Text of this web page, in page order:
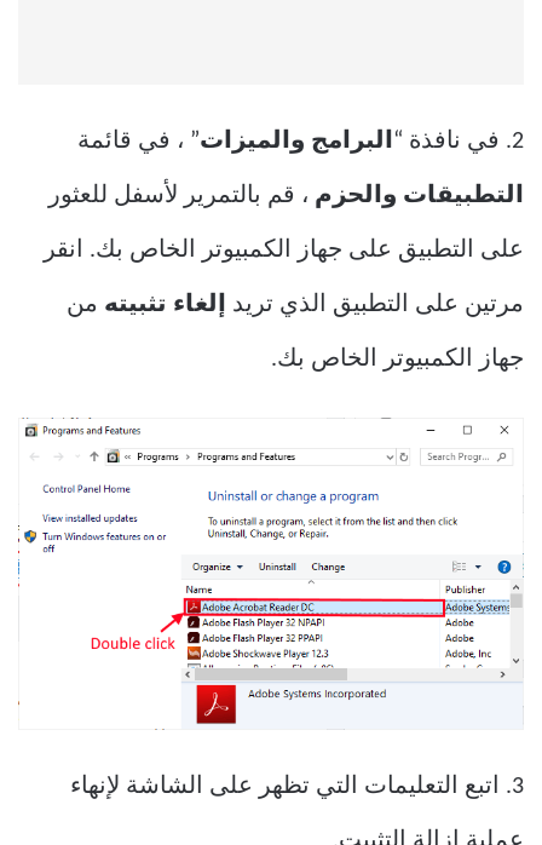
2. في نافذة “ البرامج والميزات” ، في قائمة
التطبيقات والحزم ، قم بالتمرير لأسفل للعثور
على التطبيق على جهاز الكمبيوتر الخاص بك. انقر
مرتين على التطبيق الذي تريد إلغاء تثبيته من
جهاز الكمبيوتر الخاص بك.
3. اتبع التعليمات التي تظهر على الشاشة لإنهاء